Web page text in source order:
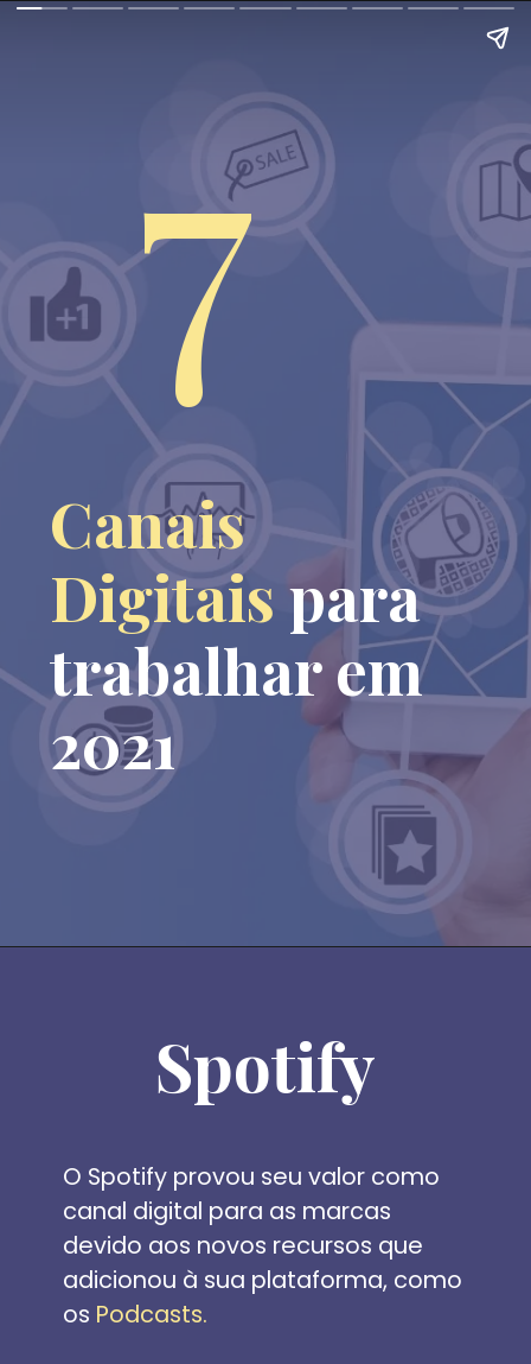
Canais
Digitais para
trabalhar em
2021
7
O Spotify provou seu valor como
canal digital para as marcas
devido aos novos recursos que
adicionou à sua plataforma, como
os Podcasts.
Spotify